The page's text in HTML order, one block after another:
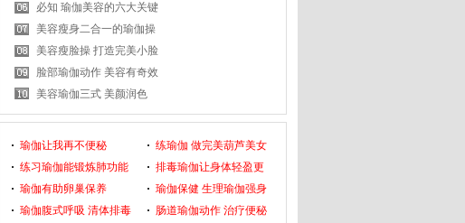
必知 瑜伽美容的六大关键
美容瘦身二合一的瑜伽操
美容瘦脸操 打造完美小脸
脸部瑜伽动作 美容有奇效
美容瑜伽三式 美颜润色
瑜伽让我再不便秘
练瑜伽 做完美葫芦美女
练习瑜伽能锻炼肺功能
排毒瑜伽让身体轻盈更
瑜伽有助卵巢保养
瑜伽保健 生理瑜伽强身
瑜伽腹式呼吸 清体排毒
肠道瑜伽动作 治疗便秘